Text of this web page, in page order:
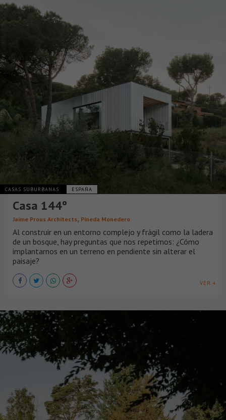
CASAS SUBURBANAS ESPAÑA
Casa 144º
Jaime Prous Architects, Pineda Monedero
Al construir en un entorno complejo y frágil como la ladera
de un bosque, hay preguntas que nos repetimos: ¿Cómo
implantarnos en un terreno en pendiente sin alterar el
paisaje?
VER +